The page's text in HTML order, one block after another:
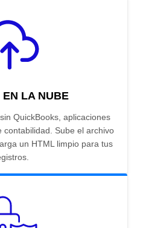
LA NUBE
QuickBooks, aplicaciones
contabilidad. Sube el archivo
un HTML limpio para tus